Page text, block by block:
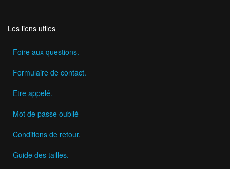
Les liens utiles
Foire aux questions.
Formulaire de contact.
Etre appelé.
Mot de passe oublié
Conditions de retour.
Guide des tailles.